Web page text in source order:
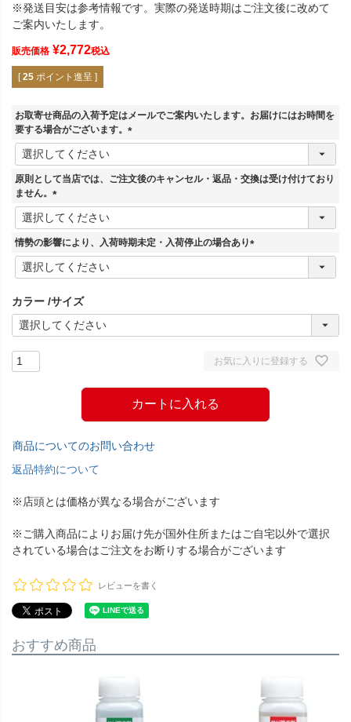
※発送目安は参考情報です。実際の発送時期はご注文後に改めて
ご案内いたします。
販売価格 ¥2,772税込
[ 25 ポイント進呈 ]
お取寄せ商品の入荷予定はメールでご案内いたします。お届けにはお時間を
要する場合がございます。
(
須
原則として当店では、ご注文後のキャンセル・返品・交換は受け付けており
ません。
(
必
須
情勢の影響により、入荷時期未定・入荷停止の場合あり
(
カラー サイズ
お気に入りに登録する
カートに入れる
商品についてのお問い合わせ
返品特約について
※店頭とは価格が異なる場合がございます
※ご購入商品によりお届け先が国外住所またはご自宅以外で選択
されている場合はご注文をお断りする場合がございます
レビューを書く
おすすめ商品